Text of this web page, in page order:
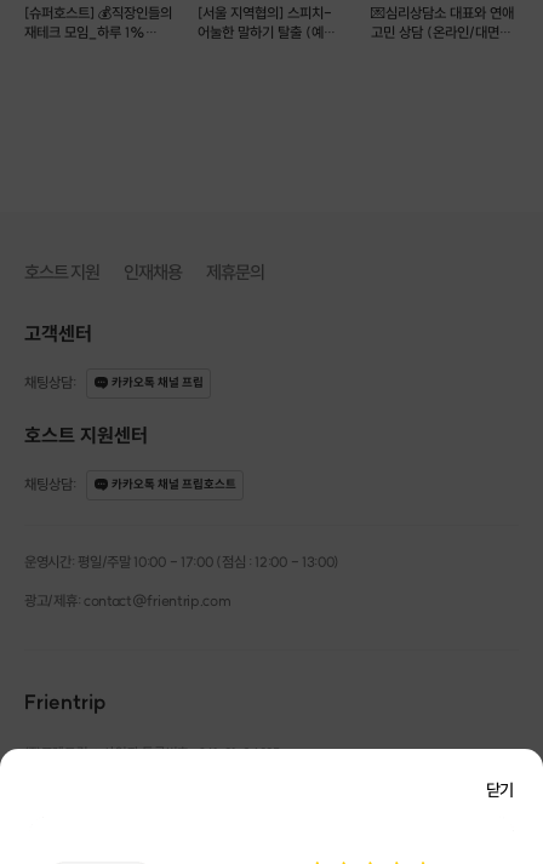
닫기
[슈퍼호스트] 💰직장인들의
재테크 모임_하루 1%
[서울 지역협의] 스피치-
어눌한 말하기 탈출 (예약
💌심리상담소 대표와 연애
고민 상담 (온라인/대면
호스트 지원 인재채용 제휴문의
고객센터
채팅상담: 카카오톡 채널 프립
호스트 지원센터
채팅상담: 카카오톡 채널 프립호스트
운영시간: 평일/주말 10:00 - 17:00 (점심 : 12:00 - 13:00)
광고/제휴: contact@frientrip.com
Frientrip
㈜프렌트립 | 사업자 등록번호 : 261-81-04385